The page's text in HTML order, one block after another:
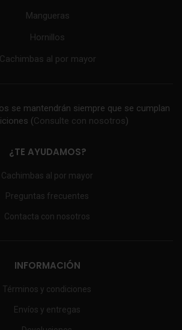
Mangueras
Hornillos
Cachimbas al por mayor
se mantendrán siempre que se cumplan
(Consulte con nosotros)
¿TE AYUDAMOS?
Cachimbas al por mayor
Preguntas frecuentes
Contacta con nosotros
INFORMACIÓN
Términos y condiciones
Envíos y entregas